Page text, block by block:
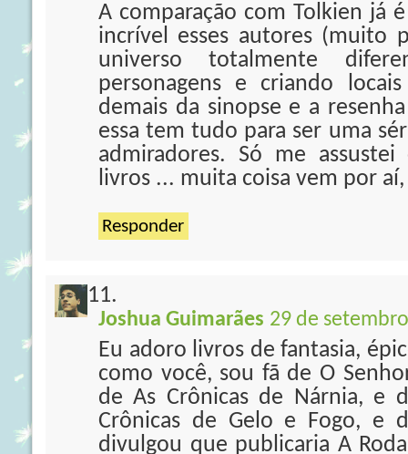
A comparação com Tolkien já
incrível esses autores (muito
universo totalmente
personagens e criando
demais da sinopse e a
essa tem tudo para ser uma
admiradores. Só me
livros ... muita coisa vem por
Responder
Joshua Guimarães 29 de
Eu adoro livros de fantasia,
como você, sou fã de O
de As Crônicas de Nárnia, e
Crônicas de Gelo e Fogo, e
divulgou que publicaria A